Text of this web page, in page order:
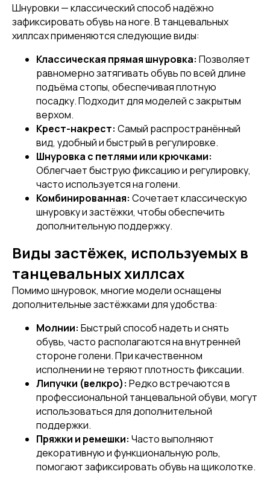
Шнуровки — классический способ надёжно
зафиксировать обувь на ноге. В танцевальных
хиллсах применяются следующие виды:
Классическая прямая шнуровка: Позволяет
равномерно затягивать обувь по всей длине
подъёма стопы, обеспечивая плотную
посадку. Подходит для моделей с закрытым
верхом.
Крест-накрест: Самый распространённый
вид, удобный и быстрый в регулировке.
Шнуровка с петлями или крючками:
Облегчает быструю фиксацию и регулировку,
часто используется на голени.
Комбинированная: Сочетает классическую
шнуровку и застёжки, чтобы обеспечить
дополнительную поддержку.
Виды застёжек, используемых в
танцевальных хиллсах
Помимо шнуровок, многие модели оснащены
дополнительные застёжками для удобства:
Молнии: Быстрый способ надеть и снять
обувь, часто располагаются на внутренней
стороне голени. При качественном
исполнении не теряют плотность фиксации.
Липучки (велкро): Редко встречаются в
профессиональной танцевальной обуви, могут
использоваться для дополнительной
поддержки.
Пряжки и ремешки: Часто выполняют
декоративную и функциональную роль,
помогают зафиксировать обувь на щиколотке.
[ DISCOUNTS ]
АКЦИИ